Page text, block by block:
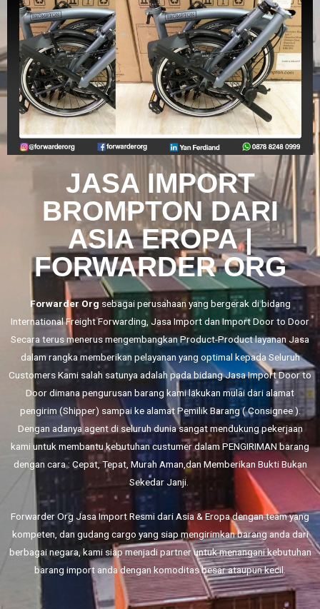
JASA IMPORT
BROMPTON DARI
ASIA EROPA |
FORWARDER ORG
Forwarder Org sebagai perusahaan yang bergerak di bidang
International Freight Forwarding, Jasa Importdan Import Door to Door
Secara terus menerus mengembangkan Product-Product layanan Jasa
dalam rangka memberikan pelayanan yang optimal kepada Seluruh
Customers Kami salah satunya adalah pada bidang Jasa Import Door to
Door dimana pengurusan barang kami lakukan mulai dari alamat
pengirim (Shipper) sampai ke alamat Pemilik Barang ( Consignee ).
Dengan adanya agent di seluruh dunia sangat mendukung pekerjaan
kami untuk membantu kebutuhan custumer dalam PENGIRIMAN barang
dengan cara : Cepat, Tepat, Murah Aman,dan Memberikan Bukti Bukan
Sekedar Janji.
Forwarder Org Jasa Import Resmi dari Asia & Eropa dengan team yang
kompeten, dan gudang cargo yang siap mengirimkan barang anda dari
berbagai negara, kami siap menjadi partner untuk menangani kebutuhan
barang import anda dengan komoditas besar ataupun kecil.